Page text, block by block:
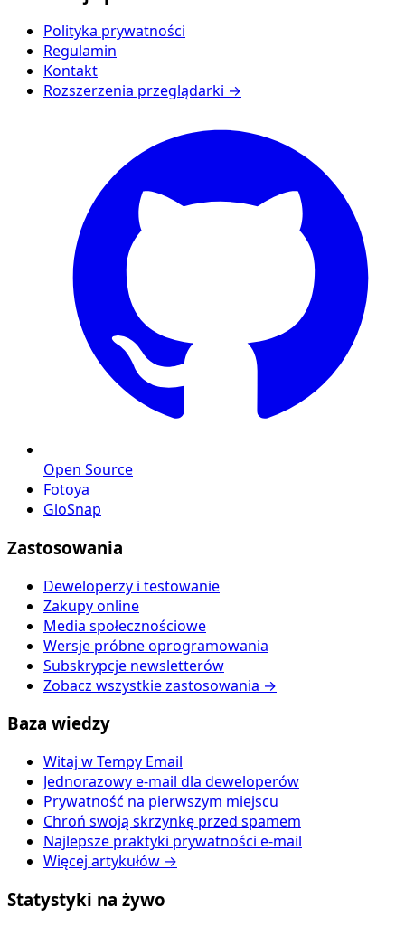
Polityka prywatności
Regulamin
Kontakt
Rozszerzenia przeglądarki →
Open Source
Fotoya
GloSnap
Zastosowania
Deweloperzy i testowanie
Zakupy online
Media społecznościowe
Wersje próbne oprogramowania
Subskrypcje newsletterów
Zobacz wszystkie zastosowania →
Baza wiedzy
Witaj w Tempy Email
Jednorazowy e-mail dla deweloperów
Prywatność na pierwszym miejscu
Chroń swoją skrzynkę przed spamem
Najlepsze praktyki prywatności e-mail
Więcej artykułów →
Statystyki na żywo